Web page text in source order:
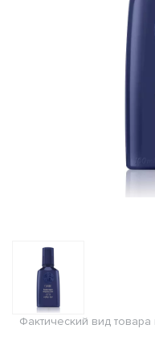
Фактический вид